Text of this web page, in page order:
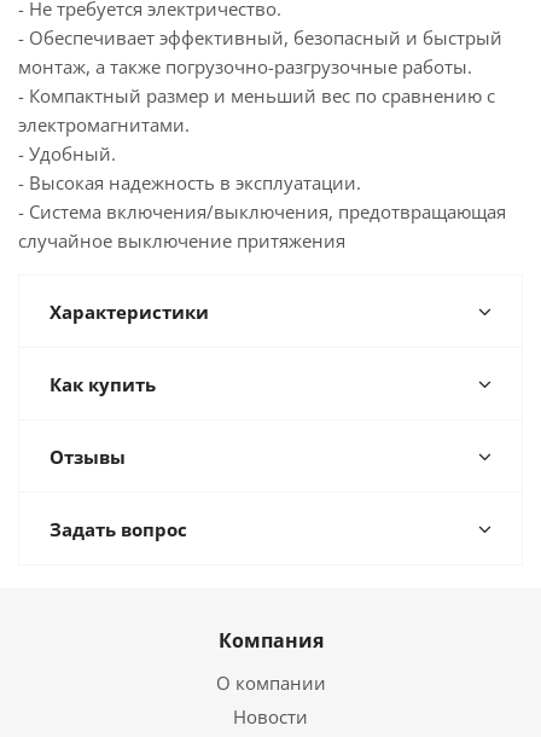
- Не требуется электричество.
- Обеспечивает эффективный, безопасный и быстрый
монтаж, а также погрузочно-разгрузочные работы.
- Компактный размер и меньший вес по сравнению с
электромагнитами.
- Удобный.
- Высокая надежность в эксплуатации.
- Система включения/выключения, предотвращающая
случайное выключение притяжения
Характеристики
Как купить
Отзывы
Задать вопрос
Компания
О компании
Новости